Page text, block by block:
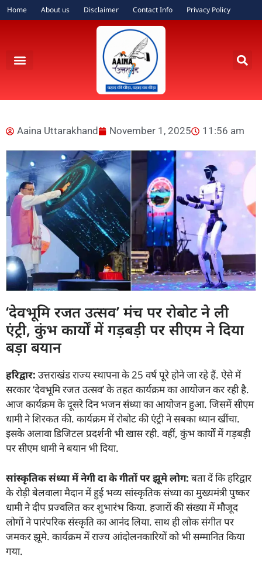
Home About us Disclaimer Contact Info Privacy Policy
Aaina Uttarakhand November 1, 2025 11:56 am
‘देवभूमि रजत उत्सव’ मंच पर रोबोट ने ली
एंट्री, कुंभ कार्यों में गड़बड़ी पर सीएम ने दिया
बड़ा बयान
हरिद्वार: उत्तराखंड राज्य स्थापना के 25 वर्ष पूरे होने जा रहे हैं. ऐसे में
सरकार ‘देवभूमि रजत उत्सव’ के तहत कार्यक्रम का आयोजन कर रही है.
आज कार्यक्रम के दूसरे दिन भजन संध्या का आयोजन हुआ. जिसमें सीएम
धामी ने शिरकत की. कार्यक्रम में रोबोट की एंट्री ने सबका ध्यान खींचा.
इसके अलावा डिजिटल प्रदर्शनी भी खास रही. वहीं, कुंभ कार्यों में गड़बड़ी
पर सीएम धामी ने बयान भी दिया.
सांस्कृतिक संध्या में नेगी दा के गीतों पर झूमे लोग: बता दें कि हरिद्वार
के रोड़ी बेलवाला मैदान में हुई भव्य सांस्कृतिक संध्या का मुख्यमंत्री पुष्कर
धामी ने दीप प्रज्वलित कर शुभारंभ किया. हजारों की संख्या में मौजूद
लोगों ने पारंपरिक संस्कृति का आनंद लिया. साथ ही लोक संगीत पर
जमकर झूमे. कार्यक्रम में राज्य आंदोलनकारियों को भी सम्मानित किया
गया.